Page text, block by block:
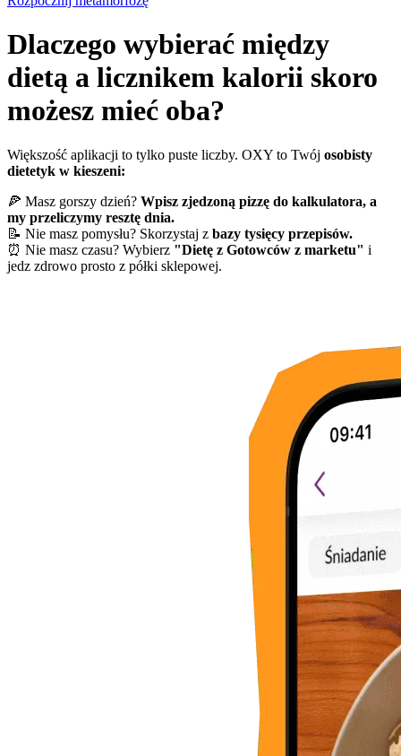
Dlaczego wybierać między
dietą a licznikem kalorii skoro
możesz mieć oba?
Większość aplikacji to tylko puste liczby. OXY to Twój osobisty
dietetyk w kieszeni:
🍕 Masz gorszy dzień? Wpisz zjedzoną pizzę do kalkulatora, a
my przeliczymy resztę dnia.
📝 Nie masz pomysłu? Skorzystaj z bazy tysięcy przepisów.
⏰ Nie masz czasu? Wybierz "Dietę z Gotowców z marketu" i
jedz zdrowo prosto z półki sklepowej.